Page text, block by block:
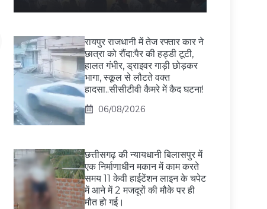
रायपुर राजधानी में तेज रफ्तार कार ने
छात्रा को रौंदा:पैर की हड्डी टूटी,
हालत गंभीर, ड्राइवर गाड़ी छोड़कर
भागा, स्कूल से लौटते वक्त
हादसा..सीसीटीवी कैमरे में कैद घटना!
06/08/2026
छत्तीसगढ़ की न्यायधानी बिलासपुर में
एक निर्माणाधीन मकान में काम करते
समय 11 केवी हाईटेंशन लाइन के चपेट
में आने में 2 मजदूरों की मौके पर ही
मौत हो गई।